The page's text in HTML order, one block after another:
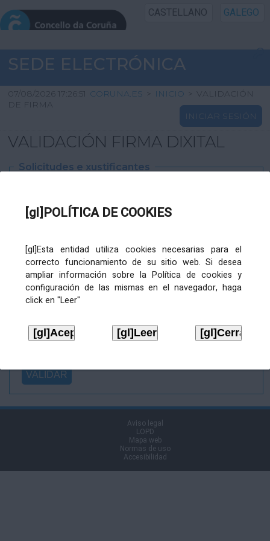
[gl]POLÍTICA DE COOKIES
[gl]Esta entidad utiliza cookies necesarias para el
correcto funcionamiento de su sitio web. Si desea
ampliar información sobre la Política de cookies y
configuración de las mismas en el navegador, haga
click en "Leer"
CASTELLANO GALEGO
INICIO SEDE
INICIO
INFORMACIÓN PÚBLICA
SEDE ELECTRÓNICA
07/08/2026 17:26:51 CORUNA.ES > INICIO >
VALIDACIÓN
DE FIRMA
INICIAR SESIÓN
VALIDACIÓN FIRMA DIXITAL
Solicitudes e xustificantes
XML
Ficheiros varios
Ficheiro
asinado:
firma (.p7s):
Aviso legal
LOPD
Mapa web
Normas de uso
Accesibilidad